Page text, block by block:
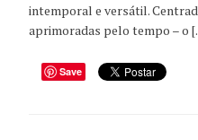
intemporal e versátil.
aprimoradas pelo tempo – o
Save